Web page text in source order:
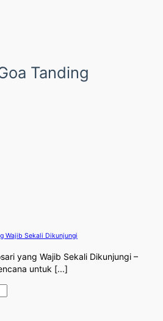
Tanding
Wajib Sekali Dikunjungi
yang Wajib Sekali Dikunjungi –
untuk [...]